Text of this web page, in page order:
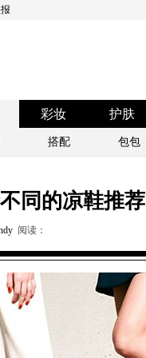
搭配 包包
彩妆 护肤
同的凉鞋推荐
阅读：